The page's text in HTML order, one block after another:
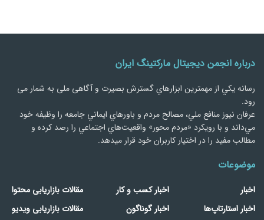
درباره انجمن دیجیتال مارکتینگ ایران
رسانه يكي از مهمترین ابزارهاي گسترش بصیرت و آگاهی ملی به شمار می
رود.
عرفان نیوز منافع ملي، مصالح مردم و باورهاي ايماني جامعه را وظيفه خود
مي‌داند و با رويكرد «مردم‌ محور» واقعيت‌هاي اجتماعي را رصد کرده و
مطالب مفید را در اختیار کاربران خود قرار میدهد.
موضوعات
اخبار
اخبار استارتاپ‌ها
اخبار کسب و کار
اخبار گوناگون
مقالات بازاریابی محتوا
مقالات بازاریابی ویدیو